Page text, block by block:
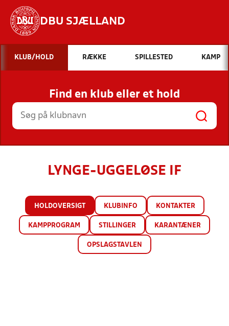
DBU SJÆLLAND
Hvad vil du søge efter?
INDHOLD OG NYHEDER
STILLINGER, RESULTATER, KLUBBER OG
HOLD
KLUB/HOLD RÆKKE SPILLESTED KAMP
Find en klub eller et hold
LYNGE-UGGELØSE IF
HOLDOVERSIGT KLUBINFO KONTAKTER
KAMPPROGRAM STILLINGER KARANTÆNER
OPSLAGSTAVLEN